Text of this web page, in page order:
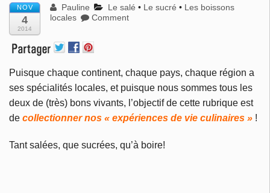
NOV
4
2014
Pauline Le salé • Le sucré • Les boissons
locales
Comment
Puisque chaque continent, chaque pays, chaque région a
ses spécialités locales, et puisque nous sommes tous les
deux de (très) bons vivants, l’objectif de cette rubrique est
de collectionner nos « expériences de vie culinaires » !
Tant salées, que sucrées, qu’à boire!